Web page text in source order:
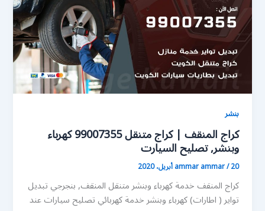
بنشر
كراج المنقف | كراج متنقل 99007355 كهرباء
وبنشر, تصليح السيارت
ammar ammar/20 أبريل، 2020
كراج المنقف خدمة كهرباء وبنشر متنقل المنقف, بنجرجي تبديل
تواير ( اطارات) كهرباء وبنشر خدمة كهربائي تصليح سيارات عند